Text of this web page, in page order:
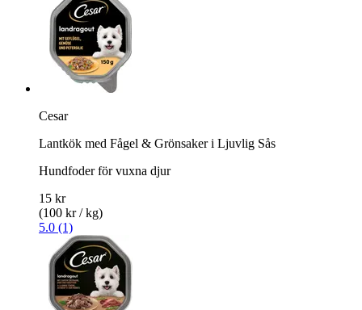
Cesar
Lantkök med Fågel & Grönsaker i Ljuvlig Sås
Hundfoder för vuxna djur
15 kr
(100 kr / kg)
5.0 (1)